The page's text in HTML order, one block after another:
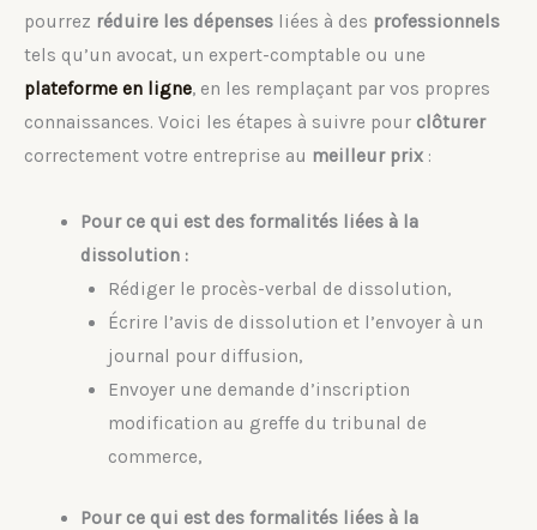
pourrez réduire les dépenses liées à des professionnels
tels qu’un avocat, un expert-comptable ou une
plateforme en ligne, en les remplaçant par vos propres
connaissances. Voici les étapes à suivre pour clôturer
correctement votre entreprise au meilleur prix :
Pour ce qui est des formalités liées à la
dissolution :
Rédiger le procès-verbal de dissolution,
Écrire l’avis de dissolution et l’envoyer à un
journal pour diffusion,
Envoyer une demande d’inscription
modification au greffe du tribunal de
commerce,
Pour ce qui est des formalités liées à la